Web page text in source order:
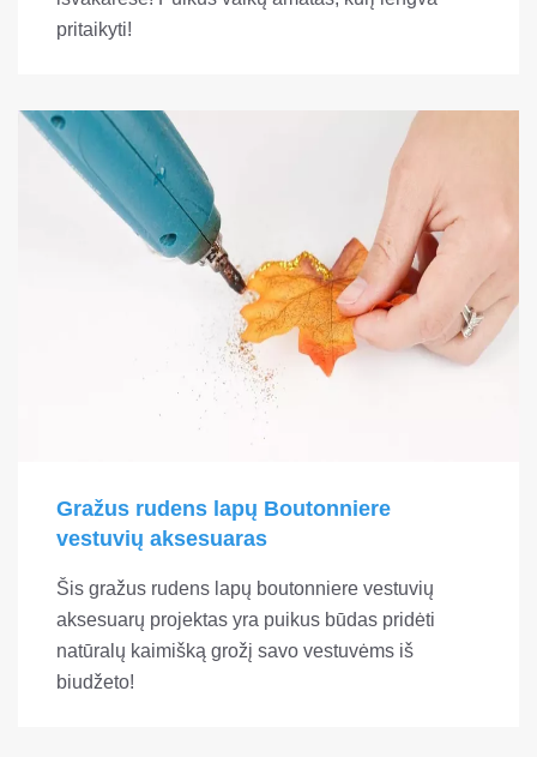
pritaikyti!
Gražus rudens lapų Boutonniere
vestuvių aksesuaras
Šis gražus rudens lapų boutonniere vestuvių
aksesuarų projektas yra puikus būdas pridėti
natūralų kaimišką grožį savo vestuvėms iš
biudžeto!